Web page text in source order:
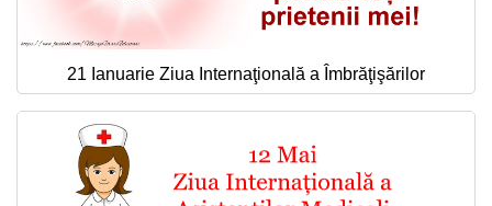
21 Ianuarie Ziua Internaţională a Îmbrăţişărilor